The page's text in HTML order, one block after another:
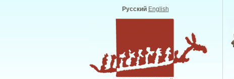
Русский English